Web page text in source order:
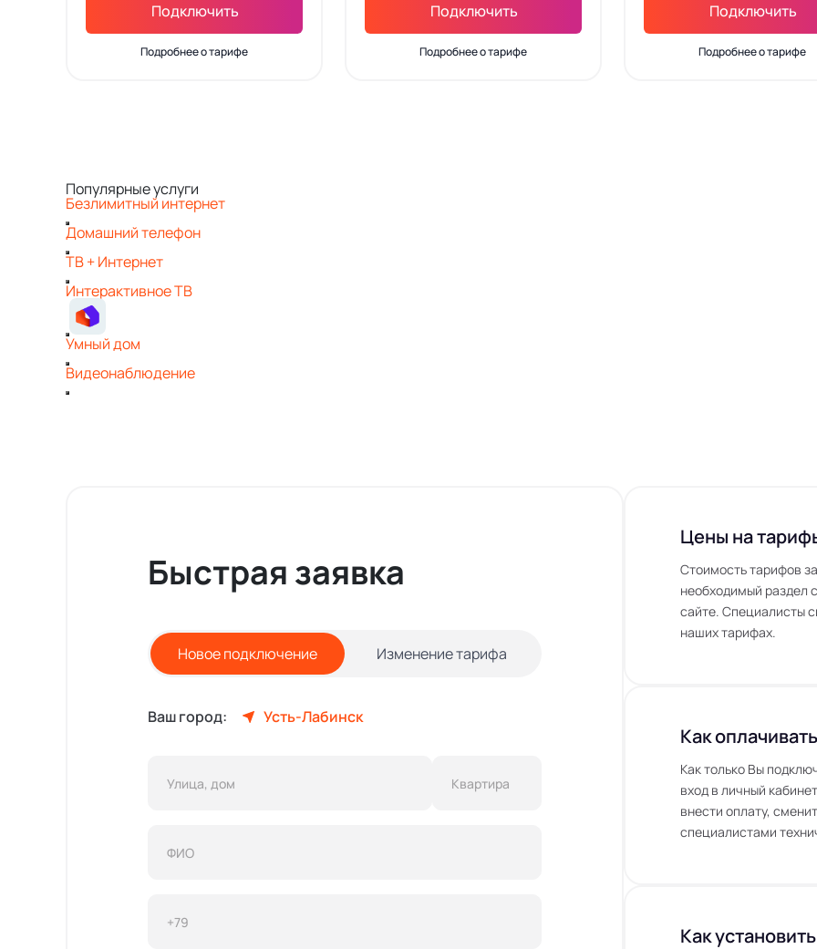
Подключить
Подробнее о тарифе
Подключить
Подробнее о тарифе
Подключить
Подробнее о тарифе
Популярные услуги
Безлимитный интернет
Домашний телефон
ТВ + Интернет
Интерактивное ТВ
Умный дом
Видеонаблюдение
Быстрая заявка
Новое подключение Изменение тарифа
Ваш город: Усть-Лабинск
Цены на
Стоимость тарифов
необходимый раздел
сайте. Специалисты
наших тарифах.
Как
Как только Вы
вход в личный
внести оплату,
специалистами
Как